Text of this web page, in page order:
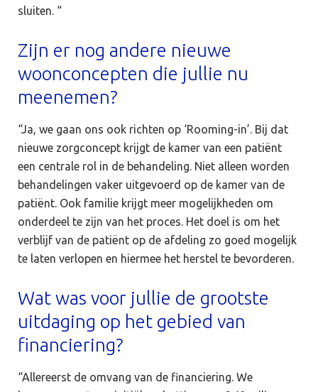
sluiten. “
Zijn er nog andere nieuwe
woonconcepten die jullie nu
meenemen?
“Ja, we gaan ons ook richten op ‘Rooming-in’. Bij dat
nieuwe zorgconcept krijgt de kamer van een patiënt
een centrale rol in de behandeling. Niet alleen worden
behandelingen vaker uitgevoerd op de kamer van de
patiënt. Ook familie krijgt meer mogelijkheden om
onderdeel te zijn van het proces. Het doel is om het
verblijf van de patiënt op de afdeling zo goed mogelijk
te laten verlopen en hiermee het herstel te bevorderen.
Wat was voor jullie de grootste
uitdaging op het gebied van
financiering?
“Allereerst de omvang van de financiering. We